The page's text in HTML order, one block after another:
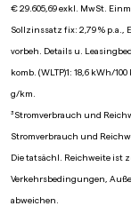
€ 29.605,69 exkl. MwSt.
Sollzinssatz fix: 2,79 % p.a.,
vorbeh. Details u.
komb. (WLTP)1: 18,6 kWh/
g/km.
³Stromverbrauch und
Stromverbrauch und
Die tatsächl. Reichweite ist
Verkehrsbedingungen,
abweichen.